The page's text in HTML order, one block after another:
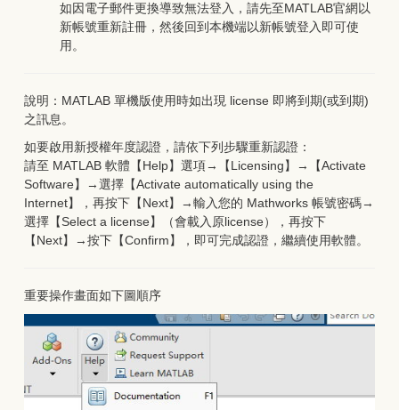
如因電子郵件更換導致無法登入，請先至MATLAB官網以
新帳號重新註冊，然後回到本機端以新帳號登入即可使
用。
說明：MATLAB 單機版使用時如出現 license 即將到期(或到期)
之訊息。
如要啟用新授權年度認證，請依下列步驟重新認證：
請至 MATLAB 軟體【Help】選項→【Licensing】→【Activate
Software】→選擇【Activate automatically using the
Internet】，再按下【Next】→輸入您的 Mathworks 帳號密碼→
選擇【Select a license】（會載入原license），再按下
【Next】→按下【Confirm】，即可完成認證，繼續使用軟體。
重要操作畫面如下圖順序